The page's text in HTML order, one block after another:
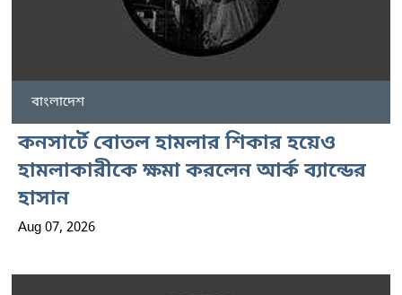
বাংলাদেশ
কনসার্টে বোতল হামলার শিকার হয়েও
হামলাকারীকে ক্ষমা করলেন আর্ক ব্যান্ডের
হাসান
Aug 07, 2026